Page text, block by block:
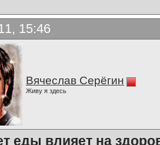
15:46
Вячеслав Серёгин
Живу я здесь
еды влияет на